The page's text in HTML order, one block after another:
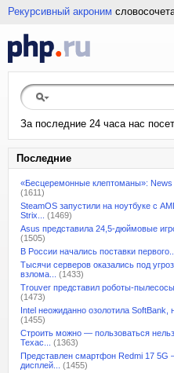
Рекурсивный акроним
За последние 24 часа нас
Последние
«Бесцеремонные клептоманы»: News
(1611)
SteamOS запустили на ноутбуке с
Strix...
(1469)
Asus представила 24,5-дюймовые
(1505)
В России начались поставки первого...
Тысячи серверов оказались под
взлома...
(1433)
Trouver представил роботы-пылесосы
(1473)
Intel неожиданно озолотила SoftBank,
(1455)
Строить можно — пользоваться
Техас...
(1363)
Представлен смартфон Redmi 17 5G
дисплей...
(1455)